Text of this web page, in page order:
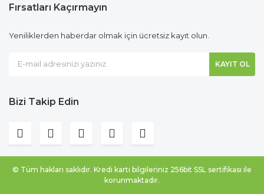
Fırsatları Kaçırmayın
Yeniliklerden haberdar olmak için ücretsiz kayıt olun.
KAYIT OL
Bizi Takip Edin
© Tüm hakları saklıdır. Kredi kartı bilgileriniz 256bit SSL sertifikası ile
korunmaktadır.